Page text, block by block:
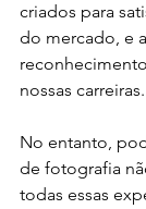
criados para
do mercado, e
nossas carreiras.
No entanto,
de fotografia
todas essas